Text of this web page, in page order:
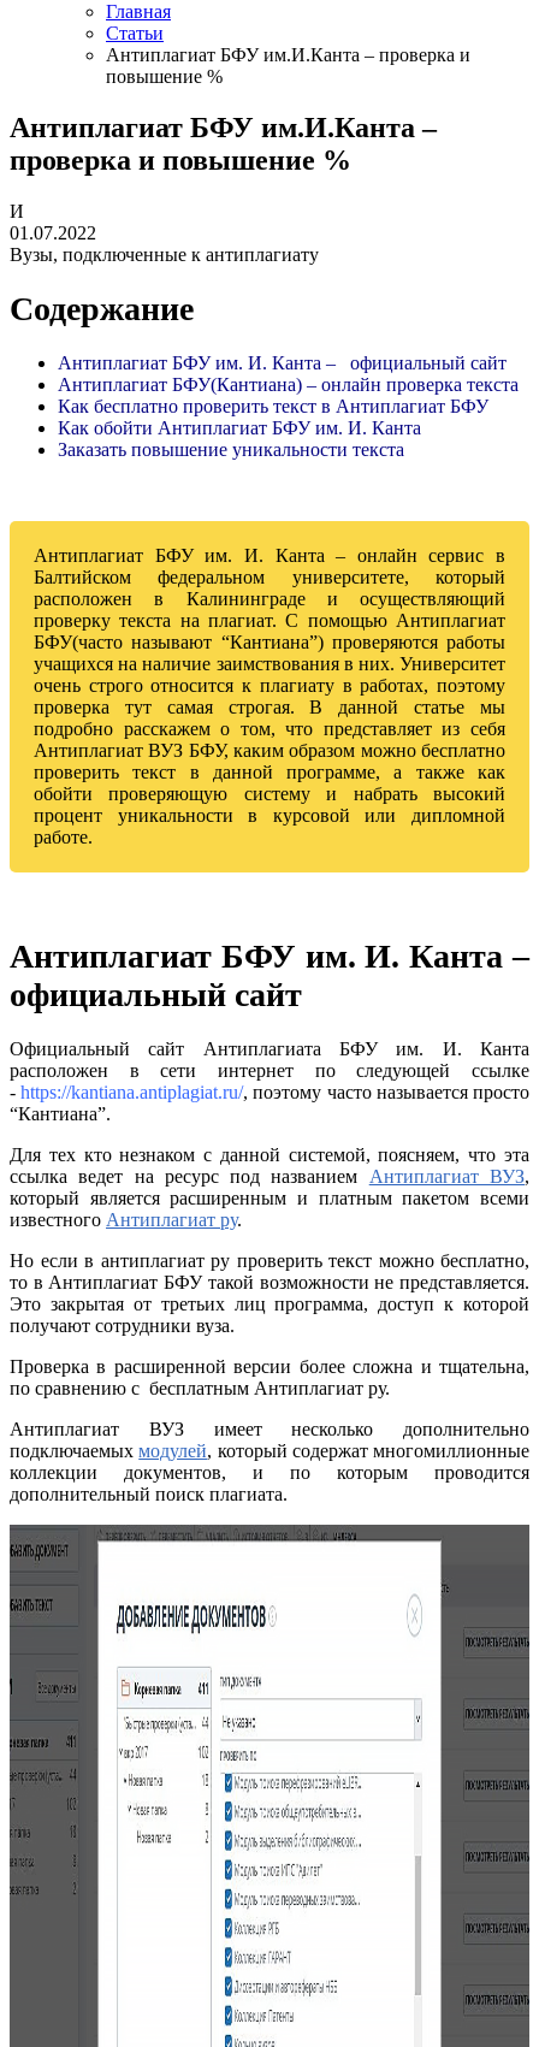
Главная
Статьи
Антиплагиат БФУ им.И.Канта – проверка и
повышение %
Антиплагиат БФУ им.И.Канта –
проверка и повышение %
И
01.07.2022
Вузы, подключенные к антиплагиату
Содержание
Антиплагиат БФУ им. И. Канта – официальный сайт
Антиплагиат БФУ(Кантиана) – онлайн проверка текста
Как бесплатно проверить текст в Антиплагиат БФУ
Как обойти Антиплагиат БФУ им. И. Канта
Заказать повышение уникальности текста
Антиплагиат БФУ им. И. Канта – онлайн сервис в
Балтийском федеральном университете, который
расположен в Калининграде и осуществляющий
проверку текста на плагиат.С помощью Антиплагиат
БФУ(часто называют “Кантиана”) проверяются работы
учащихся на наличие заимствования в них. Университет
очень строго относится к плагиату в работах, поэтому
проверка тут самая строгая.В данной статье мы
подробно расскажем о том, что представляет из себя
Антиплагиат ВУЗ БФУ, каким образом можно бесплатно
проверить текст в данной программе, а также как
обойти проверяющую систему и набрать высокий
процент уникальности в курсовой или дипломной
работе.
Антиплагиат БФУ им. И. Канта –
официальный сайт
Официальный сайт Антиплагиата БФУ им. И. Канта
расположен в сети интернет по следующей ссылке
-https://kantiana.antiplagiat.ru/, поэтому часто называется просто
“Кантиана”.
Для тех кто незнаком с данной системой, поясняем, что эта
ссылка ведет на ресурс под названием Антиплагиат ВУЗ,
который является расширенным и платным пакетом всеми
известного Антиплагиат ру.
Но если в антиплагиат ру проверить текст можно бесплатно,
то в Антиплагиат БФУ такой возможности не представляется.
Это закрытая от третьих лиц программа, доступ к которой
получают сотрудники вуза.
Проверка в расширенной версии более сложна и тщательна,
по сравнению с бесплатным Антиплагиат ру.
Антиплагиат ВУЗ имеет несколько дополнительно
подключаемыхмодулей, который содержат многомиллионные
коллекции документов, и по которым проводится
дополнительный поиск плагиата.